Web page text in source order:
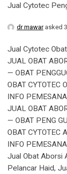
Jual Cytotec
dr mawarasked
Jual Cytotec
JUAL OBAT
— OBAT
OBAT CYTOTEC
INFO
JUAL OBAT
— OBAT PENG
OBAT CYTOTEC
INFO
Jual Obat Aborsi
Pelancar Haid,